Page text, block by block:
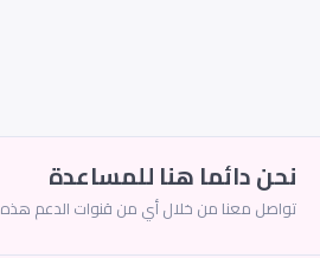
نحن دائما هنا للمساعدة
تواصل معنا من خلال أي من قنوات الدعم هذه